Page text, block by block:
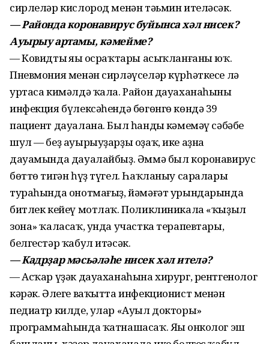
сирлеләр кислород менән тәьмин ителәсәк.
— Районда коронавирус буйынса хәл нисек?
Ауырыу артамы, кәмейме?
— Ковидтың яңы осраҡтары асыҡланғаны юҡ.
Пневмония менән сирләүселәр күрһәткесе лә
уртаса кимәлдә ҡала. Район дауаханаһының
инфекция бүлексәһендә бөгөнгө көндә 39
пациент дауалана. Был һандың кәмемәү сәбәбе
шул — беҙ ауырыуҙарҙы оҙаҡ, ике аҙна
дауамында дауалайбыҙ. Әммә был коронавирус
бөттө тигән һүҙ түгел. Һаҡланыу саралары
тураһында онотмағыҙ, йәмәғәт урындарында
битлек кейеү мотлаҡ. Поликлиникала «ҡыҙыл
зона» ҡаласаҡ, унда участка терапевтары,
белгестәр ҡабул итәсәк.
— Кадрҙар мәсьәләһе нисек хәл ителә?
— Асҡар үҙәк дауаханаһына хирург, рентгенолог
кәрәк. Әлеге ваҡытта инфекционист менән
педиатр килде, улар «Ауыл докторы»
программаһында ҡатнашасаҡ. Яңы онколог эш